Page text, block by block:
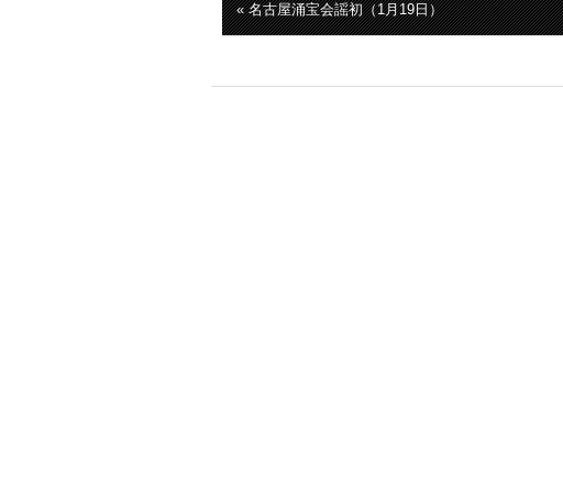
« 名古屋涌宝会謡初（1月19日）